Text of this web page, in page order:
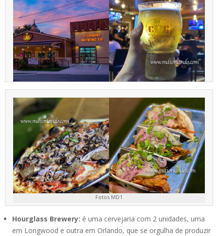
Fotos MD1
Hourglass Brewery: é uma cervejaria com 2 unidades, uma
em Longwood e outra em Orlando, que se orgulha de produzir